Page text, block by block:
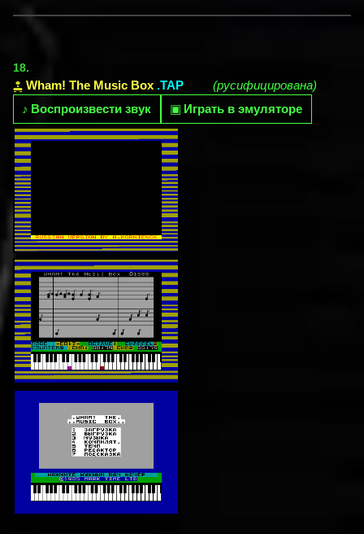
18.
Wham! The Music Box .TAP
(русифицирована)
♪ Воспроизвести звук ▣ Играть в эмуляторе